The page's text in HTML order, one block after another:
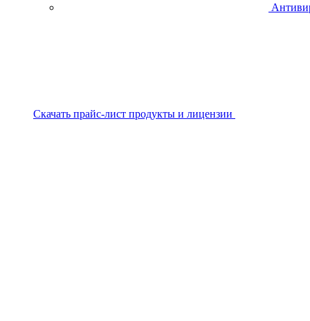
Скачать прайс-лист продукты и лицензии